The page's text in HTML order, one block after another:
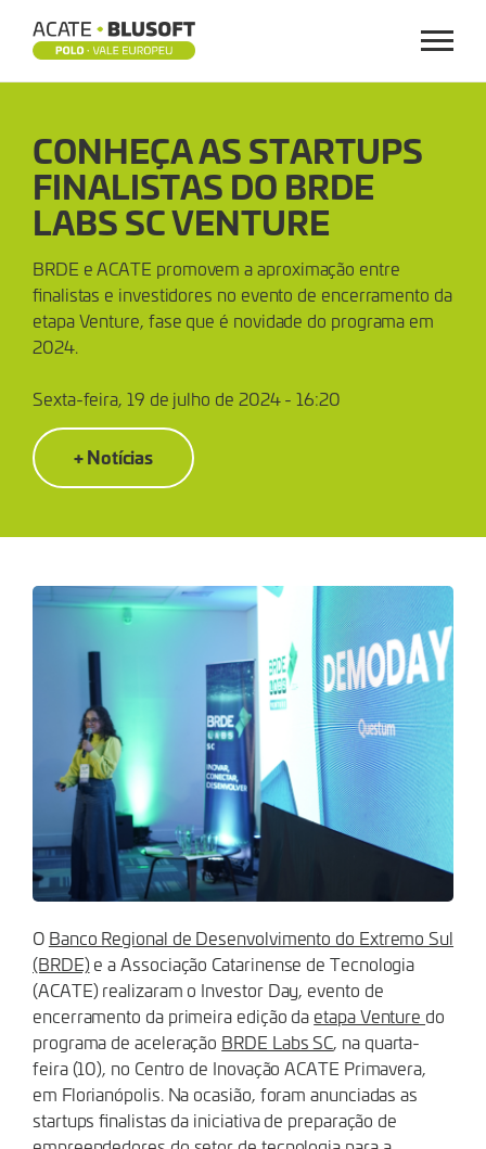
Menu
AS
STARTUPS
FINALISTAS
DO
BRDE
LABS
SC
VENTURE
CONHEÇA AS STARTUPS
FINALISTAS DO BRDE
LABS SC VENTURE
BRDE e ACATE promovem a aproximação entre
finalistas e investidores no evento de encerramento da
etapa Venture, fase que é novidade do programa em
2024.
Sexta-feira, 19 de julho de 2024 - 16:20
+ Notícias
O Banco Regional de Desenvolvimento do Extremo Sul
(BRDE) e a Associação Catarinense de Tecnologia
(ACATE) realizaram o Investor Day, evento de
encerramento da primeira edição da etapa Venture do
programa de aceleração BRDE Labs SC, na quarta-
feira (10), no Centro de Inovação ACATE Primavera,
em Florianópolis. Na ocasião, foram anunciadas as
startups finalistas da iniciativa de preparação de